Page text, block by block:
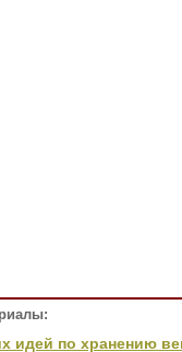
идей по хранению